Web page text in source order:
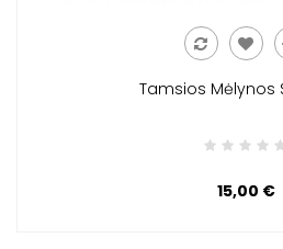
Tamsios Mėlynos
15,00 €